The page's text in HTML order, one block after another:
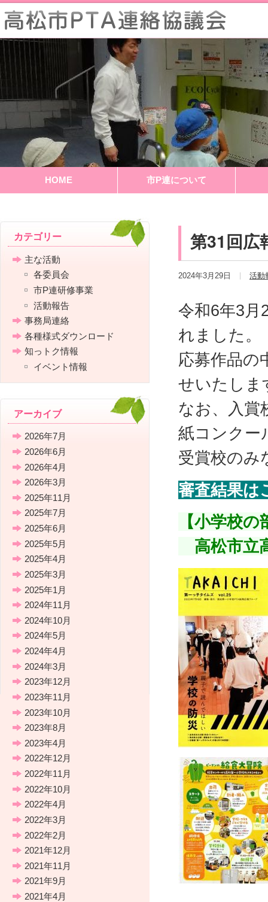
HOME 市P連について
第31回広
2024年3月29日 活動
令和6年3月
れました。
応募作品の
せいたしま
なお、入賞
紙コンクー
受賞校のみ
審査結果
【小学校
高松市立
カテゴリー
主な活動
各委員会
市P連研修事業
活動報告
事務局連絡
各種様式ダウンロード
知っトク情報
イベント情報
アーカイブ
2026年7月
2026年6月
2026年4月
2026年3月
2025年11月
2025年7月
2025年6月
2025年5月
2025年4月
2025年3月
2025年1月
2024年11月
2024年10月
2024年5月
2024年4月
2024年3月
2023年12月
2023年11月
2023年10月
2023年8月
2023年4月
2022年12月
2022年11月
2022年10月
2022年4月
2022年3月
2022年2月
2021年12月
2021年11月
2021年9月
2021年4月